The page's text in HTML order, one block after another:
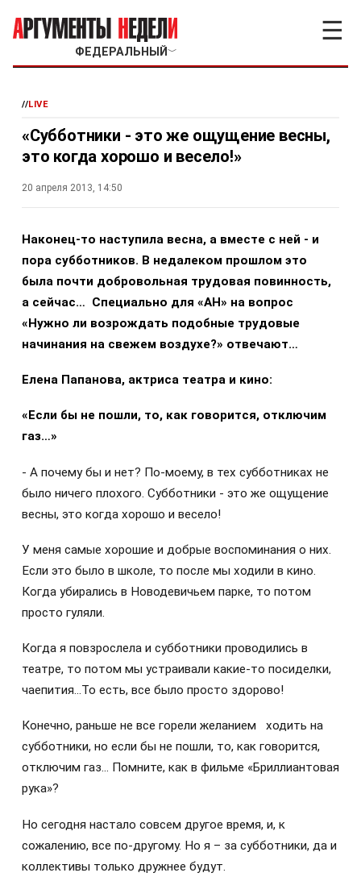
ФЕДЕРАЛЬНЫЙ ﹀
☰
//LIVE
«Субботники - это же ощущение весны,
это когда хорошо и весело!»
20 апреля 2013, 14:50
Наконец-то наступила весна, а вместе с ней - и
пора субботников. В недалеком прошлом это
была почти добровольная трудовая повинность,
а сейчас… Специально для «АН» на вопрос
«Нужно ли возрождать подобные трудовые
начинания на свежем воздухе?» отвечают…
Елена Папанова, актриса театра и кино:
«Если бы не пошли, то, как говорится, отключим
газ…»
- А почему бы и нет? По-моему, в тех субботниках не
было ничего плохого. Субботники - это же ощущение
весны, это когда хорошо и весело!
У меня самые хорошие и добрые воспоминания о них.
Если это было в школе, то после мы ходили в кино.
Когда убирались в Новодевичьем парке, то потом
просто гуляли.
Когда я повзрослела и субботники проводились в
театре, то потом мы устраивали какие-то посиделки,
чаепития…То есть, все было просто здорово!
Конечно, раньше не все горели желанием ходить на
субботники, но если бы не пошли, то, как говорится,
отключим газ… Помните, как в фильме «Бриллиантовая
рука»?
Но сегодня настало совсем другое время, и, к
сожалению, все по-другому. Но я – за субботники, да и
коллективы только дружнее будут.